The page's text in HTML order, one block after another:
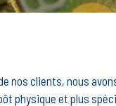
nos clients, nous
physique et plus